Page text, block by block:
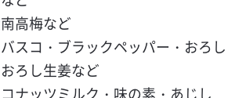
高梅など
スコ・ブラックペッパー・おろし
ろし生姜など